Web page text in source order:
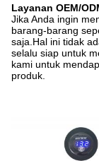
Layanan OEM/
Jika Anda ingin
barang-barang
saja.Hal ini tidak
selalu siap untuk
kami untuk
produk.